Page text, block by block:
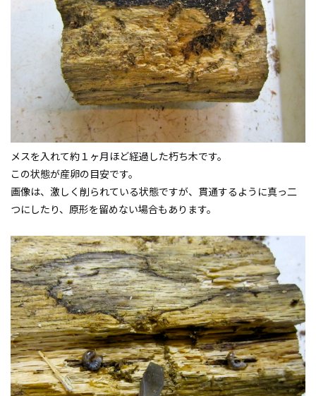
メスを入れて約１ヶ月ほど経過した朽ち木です。
この状態が産卵の目安です。
画像は、激しく削られている状態ですが、貫通するように真っ二
つにしたり、原形を留めない場合もあります。